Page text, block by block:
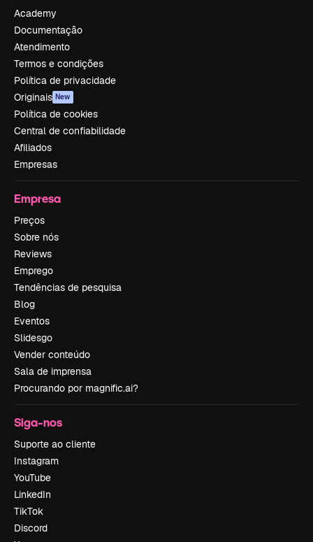
Academy
Documentação
Atendimento
Termos e condições
Política de privacidade
Originais New
Política de cookies
Central de confiabilidade
Afiliados
Empresas
Empresa
Preços
Sobre nós
Reviews
Emprego
Tendências de pesquisa
Blog
Eventos
Slidesgo
Vender conteúdo
Sala de imprensa
Procurando por magnific.ai?
Siga-nos
Suporte ao cliente
Instagram
YouTube
LinkedIn
TikTok
Discord